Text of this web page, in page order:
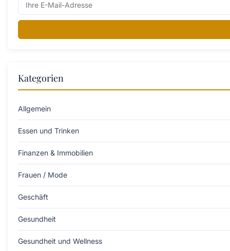
Kategorien
Allgemein
Essen und Trinken
Finanzen & Immobilien
Frauen / Mode
Geschäft
Gesundheit
Gesundheit und Wellness